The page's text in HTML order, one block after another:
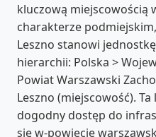
kluczową miejscowością
charakterze
Leszno stanowi
hierarchii: Polska >
Powiat Warszawski
Leszno (miejscowość).
dogodny dostęp do
się w-powiecie